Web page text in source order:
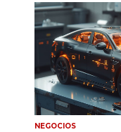
PLANIFICACIÓN
FINANZAS Y
GESTIÓN DE
INVERSIONES Y
NEGOCIOS